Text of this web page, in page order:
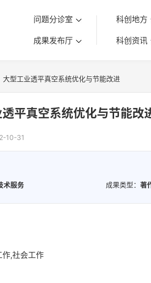
问题分诊室
成果发布厅
科创地方
科创资讯
大型工业透平真空系统优化与节能改进
平真空系统优化与节能改
10-31
术服务 成果类型：著
作,社会工作